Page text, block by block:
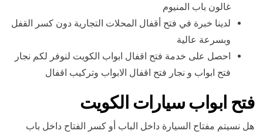
غالون باب المنيوم
لدينا خبرة في فتح أقفال المحلات التجارية دون كسر القفل
وبسرعة عالية
احصل على خدمة فتح اقفال ابواب الكويت لنوفر لكم نجار
فتح ابواب و نجار فتح اقفال الابواب وتركيب اقفال
فتح ابواب سيارات الكويت
هل نسيتم مفتاح السيارة داخل الباب أو كسر الفتاح داخل باب